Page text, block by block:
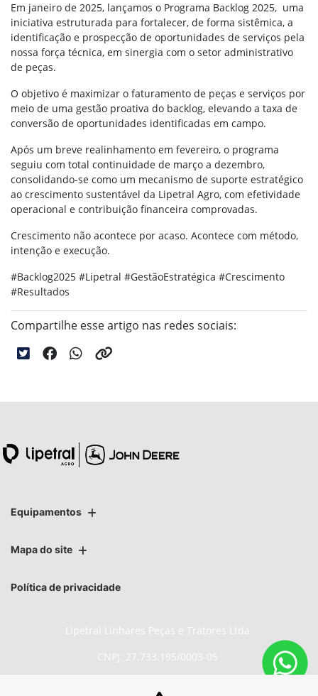
Em janeiro de 2025, lançamos o Programa Backlog 2025, uma
iniciativa estruturada para fortalecer, de forma sistêmica, a
identificação e prospecção de oportunidades de serviços pela
nossa força técnica, em sinergia com o setor administrativo
de peças.
O objetivo é maximizar o faturamento de peças e serviços por
meio de uma gestão proativa do backlog, elevando a taxa de
conversão de oportunidades identificadas em campo.
Após um breve realinhamento em fevereiro, o programa
seguiu com total continuidade de março a dezembro,
consolidando-se como um mecanismo de suporte estratégico
ao crescimento sustentável da Lipetral Agro, com efetividade
operacional e contribuição financeira comprovadas.
Crescimento não acontece por acaso. Acontece com método,
intenção e execução.
#Backlog2025 #Lipetral #GestãoEstratégica #Crescimento
#Resultados
Compartilhe esse artigo nas redes sociais:
Equipamentos
Mapa do site
Política de privacidade
Lipetral Linhares Peças e Tratores Ltda
CNPJ: 27.733.195/0003-05